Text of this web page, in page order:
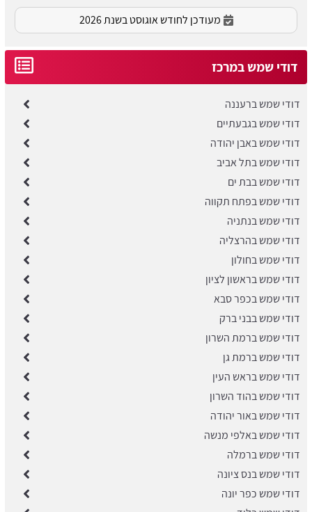
מעודכן לחודש אוגוסט בשנת 2026
דודי שמש במרכז
דודי שמש ברעננה
דודי שמש בגבעתיים
דודי שמש באבן יהודה
דודי שמש בתל אביב
דודי שמש בבת ים
דודי שמש בפתח תקווה
דודי שמש בנתניה
דודי שמש בהרצליה
דודי שמש בחולון
דודי שמש בראשון לציון
דודי שמש בכפר סבא
דודי שמש בבני ברק
​דודי שמש ברמת השרון
דודי שמש ברמת גן
דודי שמש בראש העין
דודי שמש בהוד השרון
דודי שמש באור יהודה
דודי שמש באלפי מנשה
​דודי שמש ברמלה
דודי שמש בנס ציונה
​דודי שמש כפר יונה